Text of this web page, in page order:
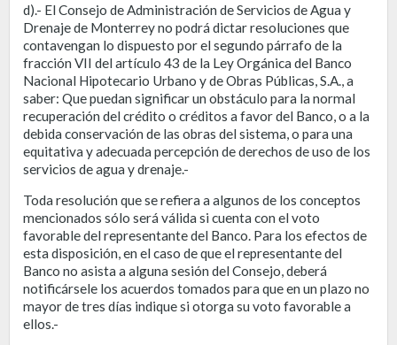
d).- El Consejo de Administración de Servicios de Agua y
Drenaje de Monterrey no podrá dictar resoluciones que
contavengan lo dispuesto por el segundo párrafo de la
fracción VII del artículo 43 de la Ley Orgánica del Banco
Nacional Hipotecario Urbano y de Obras Públicas, S.A., a
saber: Que puedan significar un obstáculo para la normal
recuperación del crédito o créditos a favor del Banco, o a la
debida conservación de las obras del sistema, o para una
equitativa y adecuada percepción de derechos de uso de los
servicios de agua y drenaje.-
Toda resolución que se refiera a algunos de los conceptos
mencionados sólo será válida si cuenta con el voto
favorable del representante del Banco. Para los efectos de
esta disposición, en el caso de que el representante del
Banco no asista a alguna sesión del Consejo, deberá
notificársele los acuerdos tomados para que en un plazo no
mayor de tres días indique si otorga su voto favorable a
ellos.-